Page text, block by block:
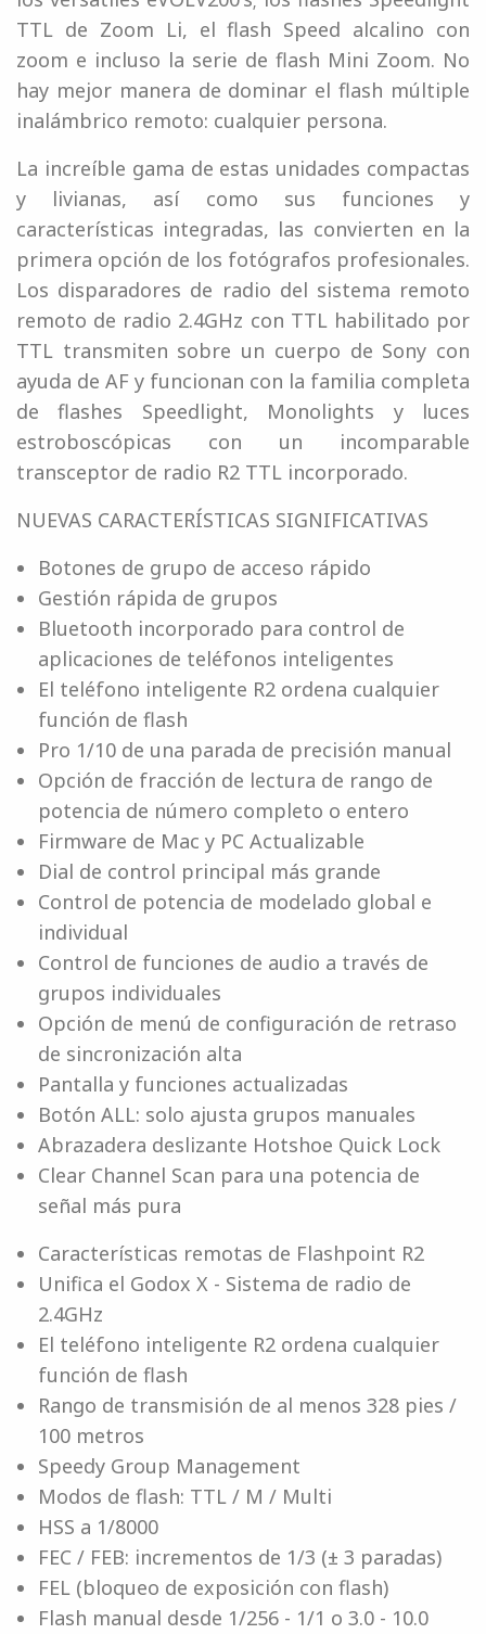
TTL de Zoom Li, el flash Speed ​​alcalino con
zoom e incluso la serie de flash Mini Zoom. No
hay mejor manera de dominar el flash múltiple
inalámbrico remoto: cualquier persona.
La increíble gama de estas unidades compactas
y livianas, así como sus funciones y
características integradas, las convierten en la
primera opción de los fotógrafos profesionales.
Los disparadores de radio del sistema remoto
remoto de radio 2.4GHz con TTL habilitado por
TTL transmiten sobre un cuerpo de Sony con
ayuda de AF y funcionan con la familia completa
de flashes Speedlight, Monolights y luces
estroboscópicas con un incomparable
transceptor de radio R2 TTL incorporado.
NUEVAS CARACTERÍSTICAS SIGNIFICATIVAS
Botones de grupo de acceso rápido
Gestión rápida de grupos
Bluetooth incorporado para control de
aplicaciones de teléfonos inteligentes
El teléfono inteligente R2 ordena cualquier
función de flash
Pro 1/10 de una parada de precisión manual
Opción de fracción de lectura de rango de
potencia de número completo o entero
Firmware de Mac y PC Actualizable
Dial de control principal más grande
Control de potencia de modelado global e
individual
Control de funciones de audio a través de
grupos individuales
Opción de menú de configuración de retraso
de sincronización alta
Pantalla y funciones actualizadas
Botón ALL: solo ajusta grupos manuales
Abrazadera deslizante Hotshoe Quick Lock
Clear Channel Scan para una potencia de
señal más pura
Características remotas de Flashpoint R2
Unifica el Godox X - Sistema de radio de
2.4GHz
El teléfono inteligente R2 ordena cualquier
función de flash
Rango de transmisión de al menos 328 pies /
100 metros
Speedy Group Management
Modos de flash: TTL / M / Multi
HSS a 1/8000
FEC / FEB: incrementos de 1/3 (± 3 paradas)
FEL (bloqueo de exposición con flash)
Flash manual desde 1/256 - 1/1 o 3.0 - 10.0